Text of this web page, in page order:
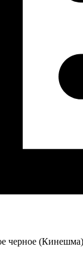
черное (Кинешма)